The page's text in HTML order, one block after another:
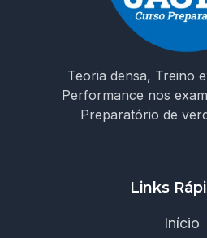
Teoria densa, Treino
Performance nos
Preparatório de
Links
Início